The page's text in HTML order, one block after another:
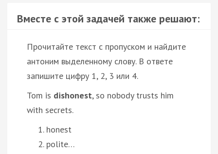
Вместе с этой задачей также решают:
Прочитайте текст с пропуском и найдите
антоним выделенному слову. В ответе
запишите цифру 1, 2, 3 или 4.
Tom is dishonest, so nobody trusts him
with secrets.
honest
polite…